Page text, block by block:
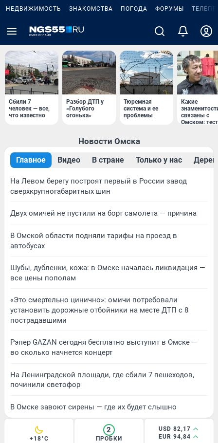
НЕДВИЖИМОСТЬ ЗНАКОМСТВА ПОГОДА ФОРУМЫ
Сбили 7
человек — все,
что известно
Разбор ДТП у
«Голубого
огонька»
Тюремная
система и ее
проблемы
Какие
связаны с
Омском: тест
Новости Омска
Главное Видео В стране Только у нас
На Левом берегу построят первый в России завод
сверхкрупногабаритных шин
Двух омичей не пустили на борт самолета — причина
В Омской области подняли тарифы на проезд в
автобусах
Шубы, дубленки, кожа: в Омске началась ликвидация —
все цены пополам
«Это смертельно цинично»: омичи потребовали
установить дорожные отбойники на месте ДТП с 8
пострадавшими
Рэпер GAZAN сегодня бесплатно выступит в Омске —
во сколько начнется концерт
На Ленинградской площади, где сбили 7 пешеходов,
починили светофор
В Омске завоют сирены — где их будет слышно
+18°C
2
ПРОБКИ
USD 82,17
EUR 94,84